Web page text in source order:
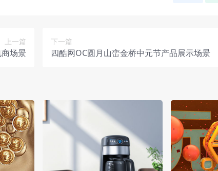
上一篇
场景
下一篇
四酷网OC圆月山峦金桥中元节产品展示场景